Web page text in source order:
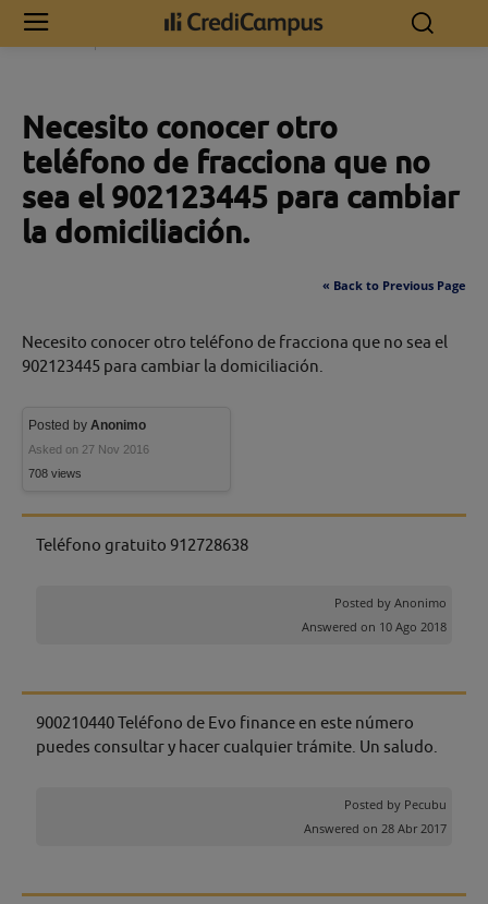
Inicio
Necesito conocer otro teléfono de fracciona que no sea el
Necesito conocer otro
teléfono de fracciona que no
sea el 902123445 para cambiar
la domiciliación.
« Back to Previous Page
Necesito conocer otro teléfono de fracciona que no sea el
902123445 para cambiar la domiciliación.
Posted by Anonimo
Asked on 27 Nov 2016
708 views
Teléfono gratuito 912728638
Posted by Anonimo
Answered on 10 Ago 2018
900210440 Teléfono de Evo finance en este número
puedes consultar y hacer cualquier trámite. Un saludo.
Posted by Pecubu
Answered on 28 Abr 2017